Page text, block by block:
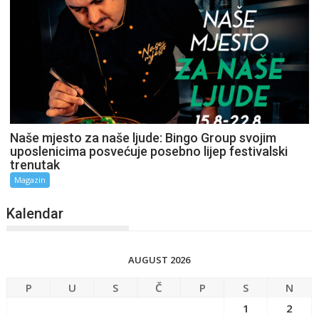
Naše mjesto za naše ljude: Bingo Group svojim
uposlenicima posvećuje posebno lijep festivalski
trenutak
Magazin
Kalendar
AUGUST 2026
P U S Č P S
N
1
2